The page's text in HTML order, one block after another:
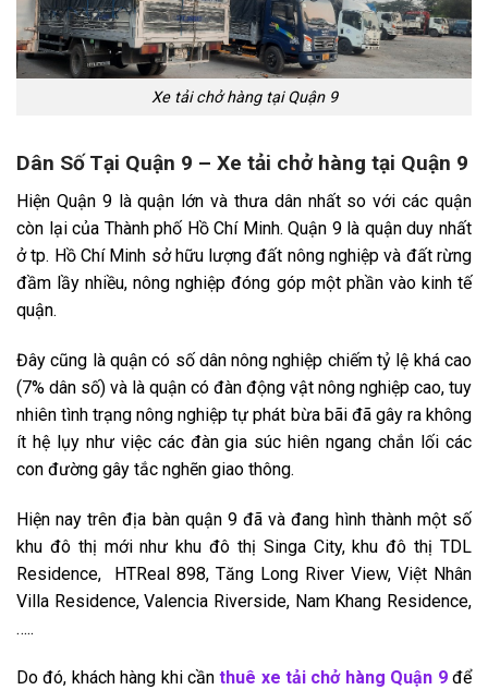
Xe tải chở hàng tại Quận 9
Dân Số Tại Quận 9 – Xe tải chở hàng tại Quận 9
Hiện Quận 9 là quận lớn và thưa dân nhất so với các quận
còn lại của Thành phố Hồ Chí Minh. Quận 9 là quận duy nhất
ở tp. Hồ Chí Minh sở hữu lượng đất nông nghiệp và đất rừng
đầm lầy nhiều, nông nghiệp đóng góp một phần vào kinh tế
quận.
Đây cũng là quận có số dân nông nghiệp chiếm tỷ lệ khá cao
(7% dân số) và là quận có đàn động vật nông nghiệp cao, tuy
nhiên tình trạng nông nghiệp tự phát bừa bãi đã gây ra không
ít hệ lụy như việc các đàn gia súc hiên ngang chắn lối các
con đường gây tắc nghẽn giao thông.
Hiện nay trên địa bàn quận 9 đã và đang hình thành một số
khu đô thị mới như khu đô thị Singa City, khu đô thị TDL
Residence, HTReal 898, Tăng Long River View, Việt Nhân
Villa Residence, Valencia Riverside, Nam Khang Residence,
…..
Do đó, khách hàng khi cầnthuê xe tải chở hàng Quận 9để